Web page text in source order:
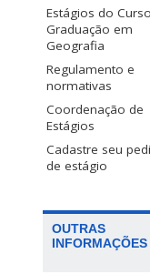
Estágios do
Graduação em
Geografia
Regulamento e
normativas
Coordenação de
Estágios
Cadastre seu
de estágio
OUTRAS
INFORMAÇÕES